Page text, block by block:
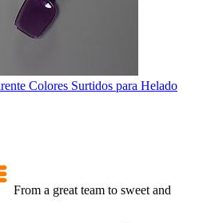
Colores Surtidos para Helado
From a great team to sweet and